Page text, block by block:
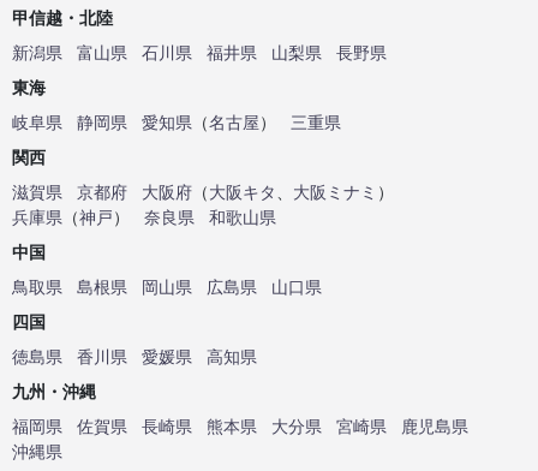
甲信越・北陸
新潟県
富山県 石川県 福井県 山梨県
長野県
東海
岐阜県
静岡県 愛知県 （名古屋）
三重県
関西
滋賀県
京都府 大阪府 （大阪キタ 大阪ミナミ ）
兵庫県 （神戸） 奈良県
和歌山県
中国
鳥取県
島根県 岡山県 広島県
山口県
四国
徳島県
香川県 愛媛県
高知県
九州・沖縄
福岡県
佐賀県 長崎県 熊本県 大分県 宮崎県
鹿児島県
沖縄県